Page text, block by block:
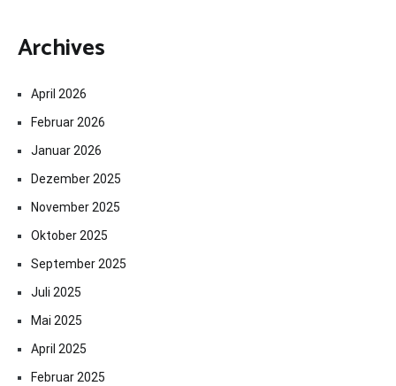
Archives
April 2026
Februar 2026
Januar 2026
Dezember 2025
November 2025
Oktober 2025
September 2025
Juli 2025
Mai 2025
April 2025
Februar 2025